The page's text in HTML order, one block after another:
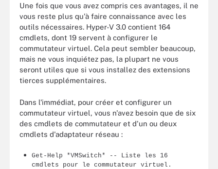
Une fois que vous avez compris ces avantages, il ne
vous reste plus qu'à faire connaissance avec les
outils nécessaires. Hyper-V 3.0 contient 164
cmdlets, dont 19 servent à configurer le
commutateur virtuel. Cela peut sembler beaucoup,
mais ne vous inquiétez pas, la plupart ne vous
seront utiles que si vous installez des extensions
tierces supplémentaires.
Dans l'immédiat, pour créer et configurer un
commutateur virtuel, vous n'avez besoin que de six
des cmdlets de commutateur et d'un ou deux
cmdlets d'adaptateur réseau :
Get-Help *VMSwitch* -- Liste les 16
cmdlets pour le commutateur virtuel.